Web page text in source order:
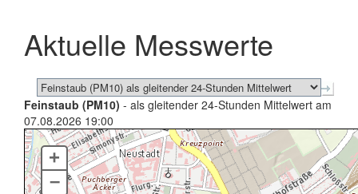
schließen
Aktuelle Messwerte
Feinstaub (PM10) - als gleitender 24-Stunden Mittelwert am
07.08.2026 19:00
+
–